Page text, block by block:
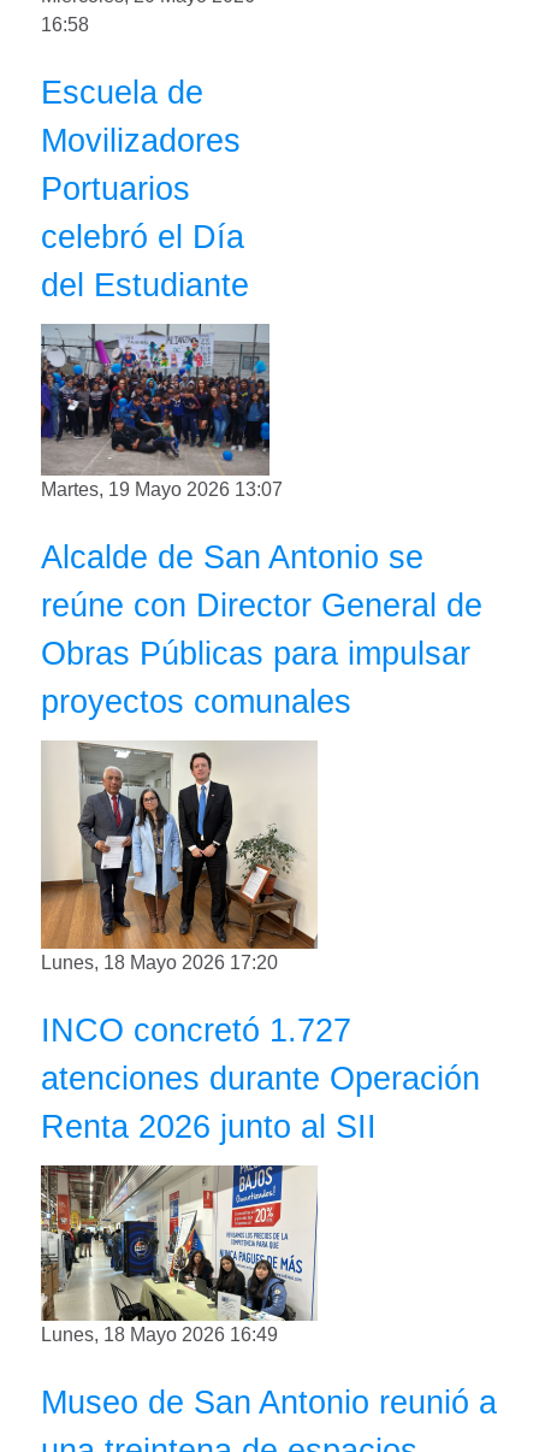
16:58
Escuela de
Movilizadores
Portuarios
celebró el Día
del Estudiante
Martes, 19 Mayo 2026 13:07
Alcalde de San Antonio se
reúne con Director General de
Obras Públicas para impulsar
proyectos comunales
Lunes, 18 Mayo 2026 17:20
INCO concretó 1.727
atenciones durante Operación
Renta 2026 junto al SII
Lunes, 18 Mayo 2026 16:49
Museo de San Antonio reunió a